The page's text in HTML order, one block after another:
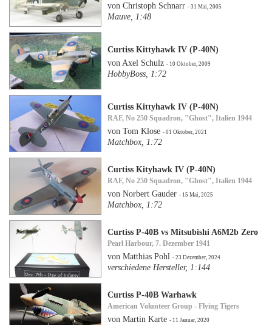
von Christoph Schnarr- 31 Mai, 2005
Mauve, 1:48
Curtiss Kittyhawk IV (P-40N)
von Axel Schulz- 10 Oktober, 2009
HobbyBoss, 1:72
Curtiss Kittyhawk IV (P-40N)
RAF, No 250 Squadron, "Ghost", Italien 1944
von Tom Klose- 01 Oktober, 2021
Matchbox, 1:72
Curtiss Kityhawk IV (P-40N)
RAF, No 250 Squadron, "Ghost", Italien 1944
von Norbert Gauder- 15 Mai, 2025
Matchbox, 1:72
Curtiss P-40B vs Mitsubishi A6M2b Zero
Pearl Harbour, 7. Dezember 1941
von Matthias Pohl- 23 Dezember, 2024
verschiedene Hersteller, 1:144
Curtiss P-40B Warhawk
American Volunteer Group - Flying Tigers
von Martin Karte- 11 Januar, 2020